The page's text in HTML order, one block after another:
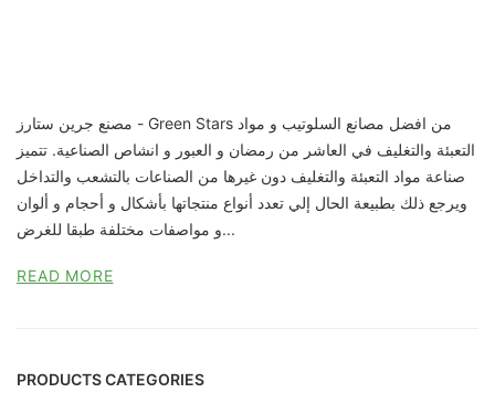
مصنع جرين ستارز - Green Stars من افضل مصانع السلوتيب و مواد
التعبئة والتغليف في العاشر من رمضان و العبور و انشاص الصناعية. تتميز
صناعة مواد التعبئة والتغليف دون غيرها من الصناعات بالتشعب والتداخل
ويرجع ذلك بطبيعة الحال إلي تعدد أنواع منتجاتها بأشكال و أحجام و ألوان
READ MORE
PRODUCTS CATEGORIES